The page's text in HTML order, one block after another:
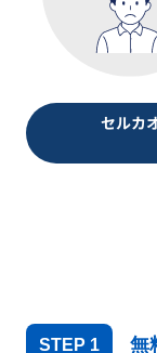
セルカ
STEP 1 無